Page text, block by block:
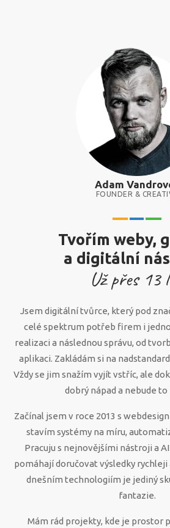
Adam
FOUNDER &
Tvořím weby,
a digitální
Už přes 13
Jsem digitální tvůrce, který pod
celé spektrum potřeb firem i
realizaci a následnou správu, od
aplikaci. Zakládám si na
Vždy se jim snažím vyjít vstříc, ale
dobrý nápad a nebude
Začínal jsem v roce 2013 s
stavím systémy na míru,
Pracuju s nejnovějšími nástroji a
pomáhají doručovat výsledky rychleji
dnešním technologiím je jediný
fantazie.
Mám rád projekty, kde je prostor